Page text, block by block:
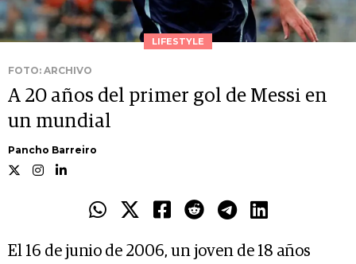
LIFESTYLE
FOTO: ARCHIVO
A 20 años del primer gol de Messi en
un mundial
Pancho Barreiro
El 16 de junio de 2006, un joven de 18 años